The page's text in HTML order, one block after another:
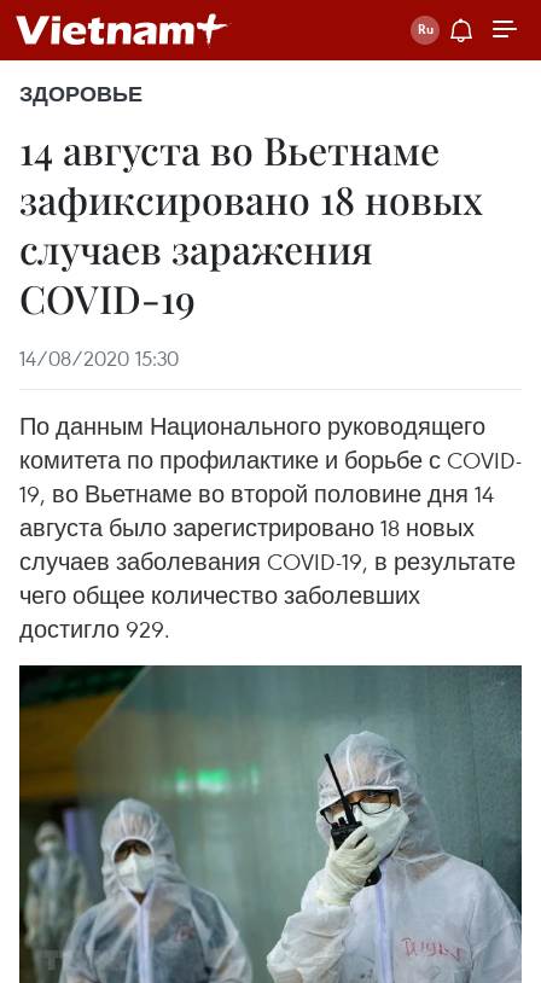
ЗДОРОВЬЕ
14 августа во Вьетнаме
зафиксировано 18 новых
случаев заражения
COVID-19
14/08/2020 15:30
По данным Национального руководящего
комитета по профилактике и борьбе с COVID-
19, во Вьетнаме во второй половине дня 14
августа было зарегистрировано 18 новых
случаев заболевания COVID-19, в результате
чего общее количество заболевших
достигло 929.